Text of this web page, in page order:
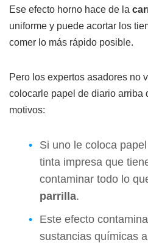
Ese efecto horno hace de la
uniforme y puede acortar los
comer lo más rápido posible.
Pero los expertos asadores no
colocarle papel de diario arriba
motivos:
Si uno le coloca
tinta impresa que
contaminar todo lo
parrilla.
Este efecto
sustancias químicas